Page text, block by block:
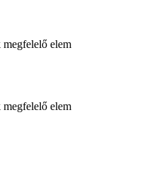
megfelelő elem
megfelelő elem